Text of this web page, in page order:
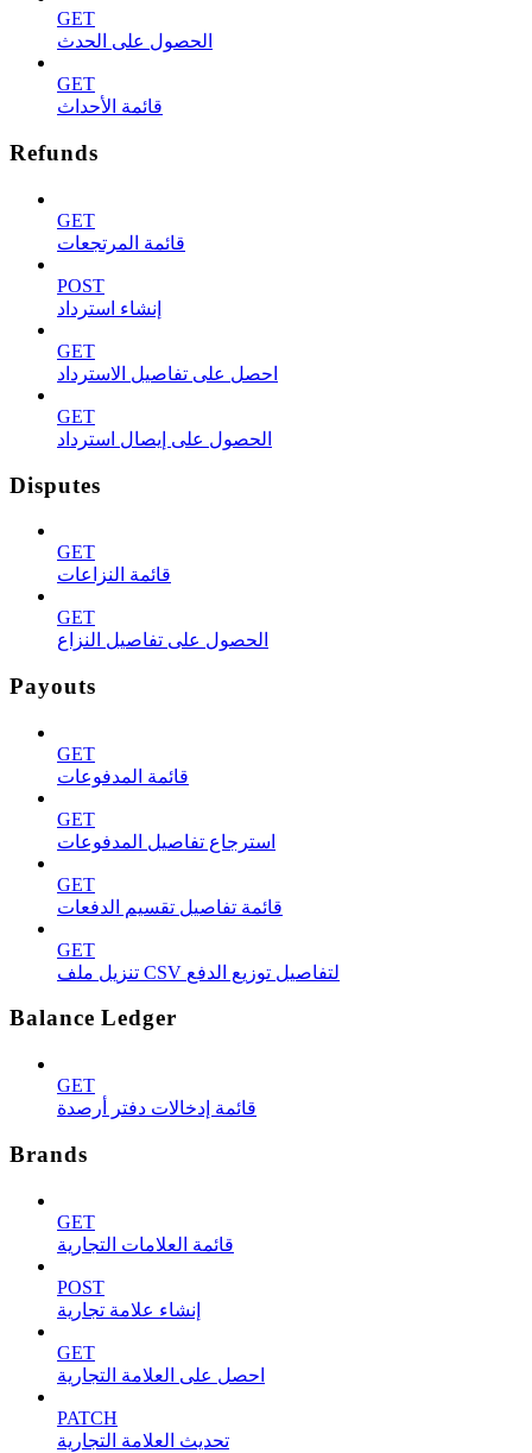
GET
الحصول على الحدث
GET
قائمة الأحداث
Refunds
GET
قائمة المرتجعات
POST
إنشاء استرداد
GET
احصل على تفاصيل الاسترداد
GET
الحصول على إيصال استرداد
Disputes
GET
قائمة النزاعات
GET
الحصول على تفاصيل النزاع
Payouts
GET
قائمة المدفوعات
GET
استرجاع تفاصيل المدفوعات
GET
قائمة تفاصيل تقسيم الدفعات
GET
تنزيل ملف CSV لتفاصيل توزيع الدفع
Balance Ledger
GET
قائمة إدخالات دفتر أرصدة
Brands
GET
قائمة العلامات التجارية
POST
إنشاء علامة تجارية
GET
احصل على العلامة التجارية
PATCH
تحديث العلامة التجارية